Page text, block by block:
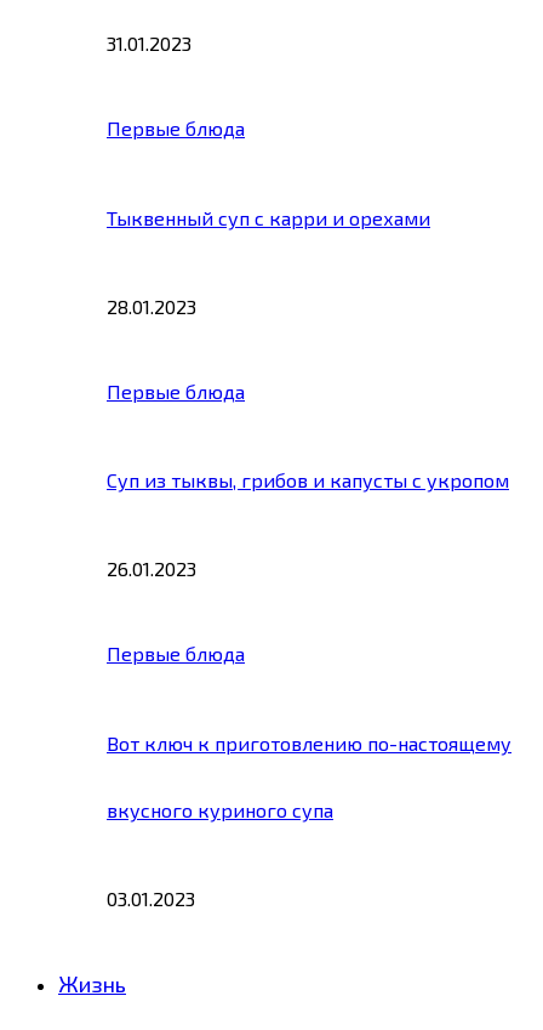
31.01.2023
Первые блюда
Тыквенный суп с карри и орехами
28.01.2023
Первые блюда
Суп из тыквы, грибов и капусты с укропом
26.01.2023
Первые блюда
Вот ключ к приготовлению по-настоящему
вкусного куриного супа
03.01.2023
Жизнь